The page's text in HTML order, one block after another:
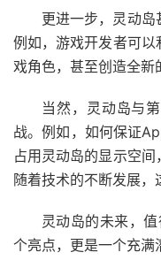
更进一步，灵动岛
例如，游戏开发者可
戏角色，甚至创造全新
当然，灵动岛与
战。例如，如何保证
占用灵动岛的显示空
随着技术的不断发展，
灵动岛的未来，
个亮点，更是一个充满